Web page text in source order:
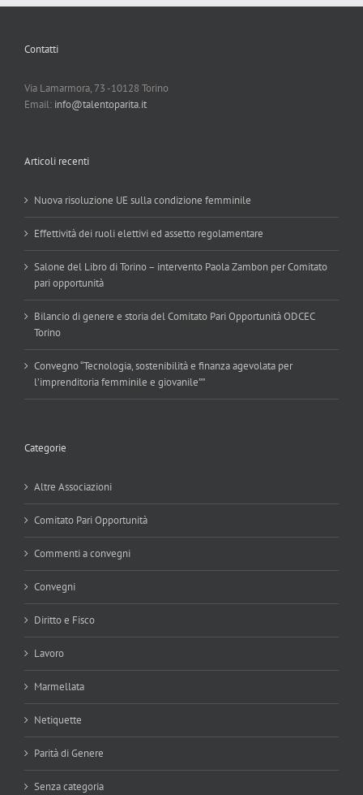
Contatti
Via Lamarmora, 73 -10128 Torino
Email: info@talentoparita.it
Articoli recenti
Nuova risoluzione UE sulla condizione femminile
Effettività dei ruoli elettivi ed assetto regolamentare
Salone del Libro di Torino – intervento Paola Zambon per Comitato
pari opportunità
Bilancio di genere e storia del Comitato Pari Opportunità ODCEC
Torino
Convegno “Tecnologia, sostenibilità e finanza agevolata per
l’imprenditoria femminile e giovanile””
Categorie
Altre Associazioni
Comitato Pari Opportunità
Commenti a convegni
Convegni
Diritto e Fisco
Lavoro
Marmellata
Netiquette
Parità di Genere
Senza categoria